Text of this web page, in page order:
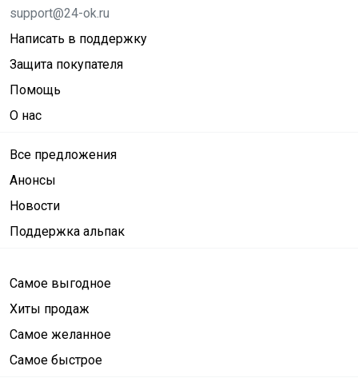
support@24-ok.ru
Написать в поддержку
Защита покупателя
Помощь
О нас
Все предложения
Анонсы
Новости
Поддержка альпак
Самое выгодное
Хиты продаж
Самое желанное
Самое быстрое